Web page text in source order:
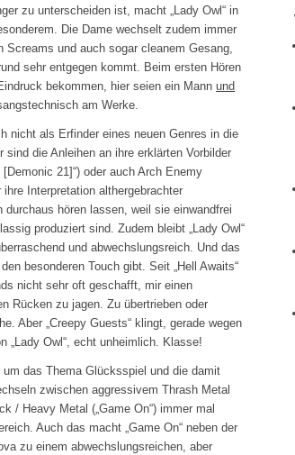
zu unterscheiden ist, macht „Lady Owl“ in
Die Dame wechselt zudem immer
Screams und auch sogar cleanem Gesang,
sehr entgegen kommt. Beim ersten Hören
bekommen, hier seien ein Mannund
am Werke.
nicht als Erfinder eines neuen Genres in die
sind die Anleihen an ihre erklärten Vorbilder
21]“) oder auch Arch Enemy
Interpretation althergebrachter
durchaus hören lassen, weil sie einwandfrei
produziert sind. Zudem bleibt „Lady Owl“
und abwechslungsreich. Und das
besonderen Touch gibt. Seit „Hell Awaits“
nicht sehr oft geschafft, mir einen
Rücken zu jagen. Zu übertrieben oder
Aber „Creepy Guests“ klingt, gerade wegen
„Lady Owl“, echt unheimlich. Klasse!
das Thema Glücksspiel und die damit
zwischen aggressivem Thrash Metal
/ Heavy Metal („Game On“) immer mal
Auch das macht „Game On“ neben der
zu einem abwechslungsreichen, aber